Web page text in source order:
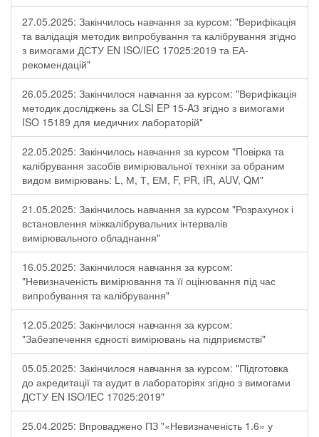
27.05.2025: Закінчилось навчання за курсом: "Верифікація
та валідація методик випробування та калібрування згідно
з вимогами ДСТУ EN ISO/IEC 17025:2019 та ЕА-
рекомендацій"
26.05.2025: Закінчилося навчання за курсом: "Верифікація
методик досліджень за CLSI EP 15-A3 згідно з вимогами
ISO 15189 для медичних лабораторій"
22.05.2025: Закінчилось навчання за курсом "Повірка та
калібрування засобів вимірювальної техніки за обраним
видом вимірювань: L, М, Т, ЕМ, F, РR, ІR, АUV, QМ"
21.05.2025: Закінчилось навчання за курсом "Розрахунок і
встановлення міжкалібрувальних інтервалів
вимірювального обладнання"
16.05.2025: Закінчилося навчання за курсом:
"Невизначеність вимірювання та її оцінювання під час
випробування та калібрування"
12.05.2025: Закінчилося навчання за курсом:
"Забезпечення єдності вимірювань на підприємстві"
05.05.2025: Закінчилося навчання за курсом: "Підготовка
до акредитації та аудит в лабораторіях згідно з вимогами
ДСТУ EN ISO/IEC 17025:2019"
25.04.2025: Впроваджено ПЗ "«Невизначеність 1.6» у